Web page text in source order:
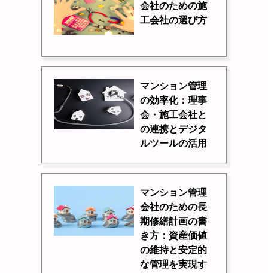
会社のための施
工会社の選び方
マンション管理
の効率化：理事
会・施工会社と
の連携とデジタ
ルツールの活用
マンション管理
会社のための長
期修繕計画の書
き方：資産価値
の維持と安定的
な管理を実現す